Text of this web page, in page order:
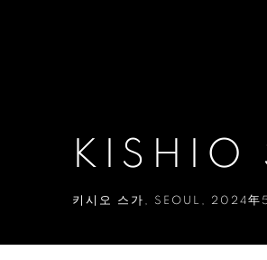
KISHIO
키시오 스가 , SEOUL , 2024年